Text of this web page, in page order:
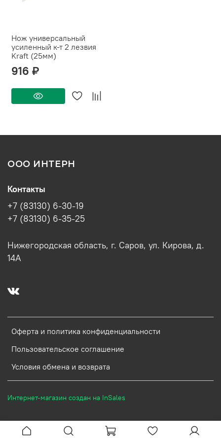
Нож универсальный
усиленный к-т 2 лезвия
Kraft (25мм)
916 ₽
ООО ИНТЕРН
Оферта и политика конфиденциальности
Пользовательское соглашение
Условия обмена и возврата
Контакты
+7 (83130) 6-30-19
+7 (83130) 6-35-25
Нижегородская область, г. Саров, ул. Кирова, д.
14А
Интернет-магазин создан на InSales